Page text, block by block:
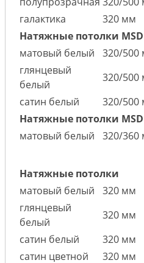
галактика
320 мм
Натяжные потолки
матовый белый
320/500
глянцевый
белый
320/500
сатин белый
320/500
Натяжные потолки
матовый белый
320/360
Натяжные потолки
матовый белый
320 мм
глянцевый
белый
320 мм
сатин белый
320 мм
сатин цветной
320 мм